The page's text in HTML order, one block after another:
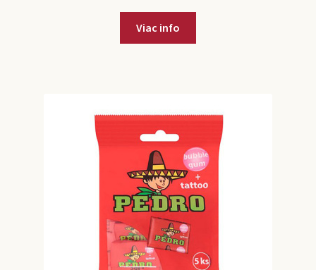
Viac info